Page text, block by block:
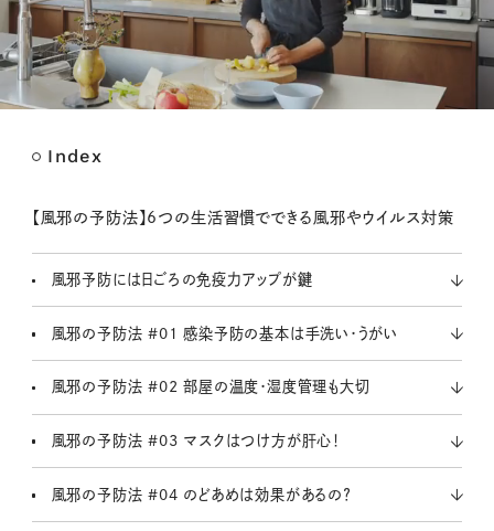
t
Index
【風邪の予防法】6つの生活習慣でできる風邪やウイルス対策
風邪予防には日ごろの免疫力アップが鍵
風邪の予防法 #01 感染予防の基本は手洗い・うがい
風邪の予防法 #02 部屋の温度・湿度管理も大切
風邪の予防法 #03 マスクはつけ方が肝心！
風邪の予防法 #04 のどあめは効果があるの？